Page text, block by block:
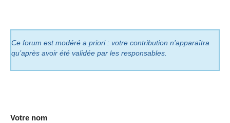
Ce forum est modéré a priori : votre contribution n’apparaîtra
qu’après avoir été validée par les responsables.
Votre nom